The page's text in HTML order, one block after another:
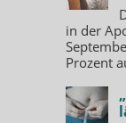
in der
Prozent